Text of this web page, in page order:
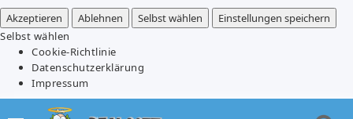
Akzeptieren
Ablehnen Selbst wählen
Einstellungen speichern
Selbst wählen
Cookie-Richtlinie
Datenschutzerklärung
Impressum